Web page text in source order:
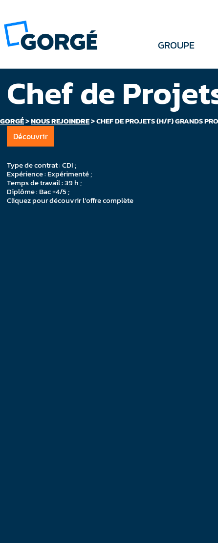
GROUPE
GORGÉ>NOUS REJOINDRE>CHEF DE PROJETS (H/F) GRANDS
Chef de
Découvrir
Type de contrat : CDI ;
Expérience : Expérimenté ;
Temps de travail : 39 h ;
Diplôme : Bac +4/5 ;
Cliquez pour découvrir l’offre complète